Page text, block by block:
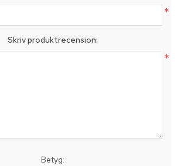
*
Skriv produktrecension:
*
Betyg: